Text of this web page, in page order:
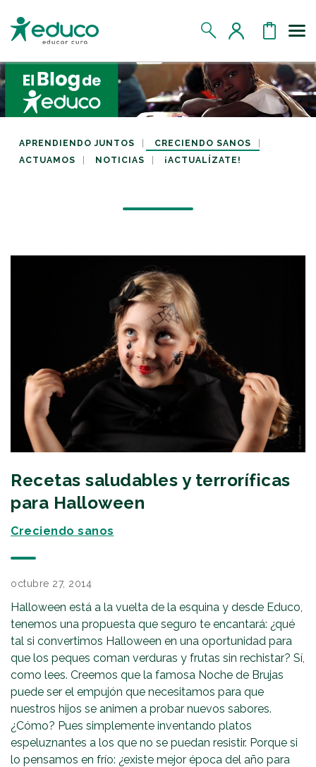
MIS DATOS
MIS APADRINADOS
MIS RETOS SOLIDARIOS
CERRAR SESIÓN
APRENDIENDO JUNTOS
CRECIENDO SANOS
ACTUAMOS
NOTICIAS ¡ACTUALÍZATE!
Recetas saludables y terroríficas
para Halloween
Creciendo sanos
octubre 27, 2014
Halloween está a la vuelta de la esquina y desde Educo,
tenemos una propuesta que seguro te encantará: ¿qué
tal si convertimos Halloween en una oportunidad para
que los peques coman verduras y frutas sin rechistar? Sí,
como lees. Creemos que la famosa Noche de Brujas
puede ser el empujón que necesitamos para que
nuestros hijos se animen a probar nuevos sabores.
¿Cómo? Pues simplemente inventando platos
espeluznantes a los que no se puedan resistir. Porque si
lo pensamos en frío: ¿existe mejor época del año para